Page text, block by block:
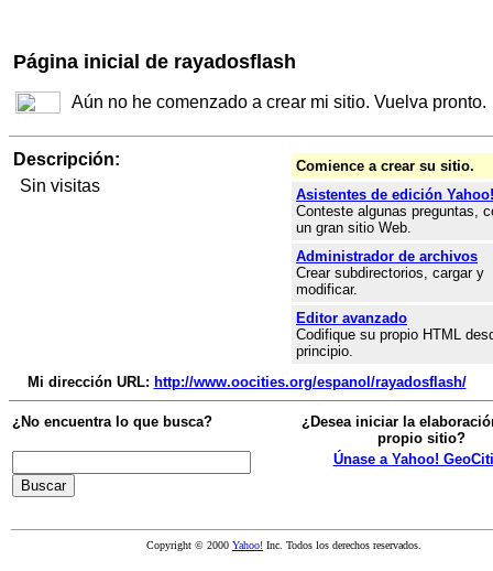
Página inicial de rayadosflash
Aún no he comenzado a crear mi sitio. Vuelva pronto.
Descripción:
Sin visitas
Comience a crear su sitio.
Asistentes de edición Yahoo!
Conteste algunas preguntas,
un gran sitio Web.
Administrador de archivos
Crear subdirectorios, cargar y
modificar.
Editor avanzado
Codifique su propio HTML
principio.
Mi dirección URL: http://www.oocities.org/espanol/rayadosflash/
¿No encuentra lo que busca?
¿Desea iniciar la
propio sitio?
Únase a Yahoo!
Copyright © 2000 Yahoo! Inc. Todos los derechos reservados.